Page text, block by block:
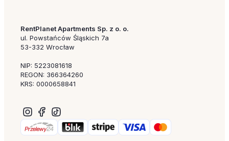
RentPlanet Apartments Sp. z o. o.
ul. Powstańców Śląskich 7a
53-332 Wrocław
NIP: 5223081618
REGON: 366364260
KRS: 0000658841